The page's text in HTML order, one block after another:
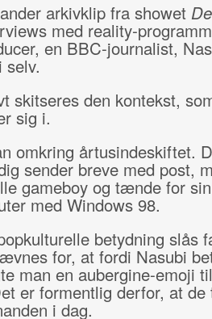
arkivklip fra showet
med reality-
en BBC-journalist,
selv.
skitseres den kontekst,
sig i.
omkring årtusindeskiftet.
sender breve med post,
gameboy og tænde for sin
med Windows 98.
betydning slås
for, at fordi Nasubi
man en aubergine-emoji
er formentlig derfor, at de
i dag.